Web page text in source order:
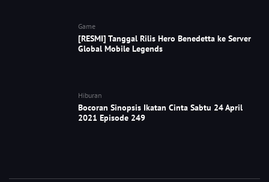
Game
[RESMI] Tanggal Rilis Hero Benedetta ke Server
Global Mobile Legends
Hiburan
Bocoran Sinopsis Ikatan Cinta Sabtu 24 April
2021 Episode 249